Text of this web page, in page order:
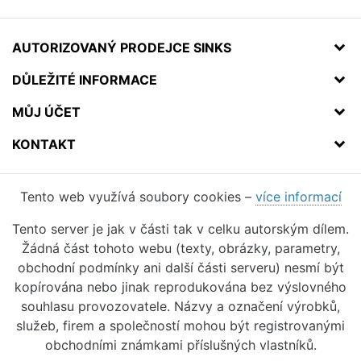
AUTORIZOVANÝ PRODEJCE SINKS
DŮLEŽITÉ INFORMACE
MŮJ ÚČET
KONTAKT
Tento web využívá soubory cookies – více informací
Tento server je jak v části tak v celku autorským dílem.
Žádná část tohoto webu (texty, obrázky, parametry,
obchodní podmínky ani další části serveru) nesmí být
kopírována nebo jinak reprodukována bez výslovného
souhlasu provozovatele. Názvy a označení výrobků,
služeb, firem a společností mohou být registrovanými
obchodními známkami příslušných vlastníků.